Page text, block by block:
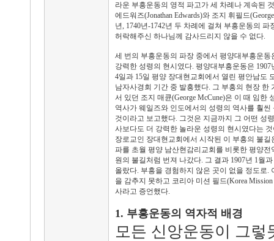
라운 부흥운동의 영적 파고가 세 차례나 계속된
에드워즈(Jonathan Edwards)와 조지 휘필드
년, 1740년-1742년 두 차례에 걸쳐 부흥운동의
허락해주신 하나님께 감사드리지 않을 수 없다.
세 번의 부흥운동의 파장 중에서 평양대부흥운동
강력한 성령의 현시였다. 평양대부흥운동은 1907
4일과 15일 평양 장대현교회에서 열린 평안남도
남자사경회 기간 중 발흥했다. 그 부흥의 현장 한
서 있던 조지 매큔(George McCune)은 이 때 임한
역사가 웨일즈와 인도에서의 성령의 역사를 훨씬
것이라고 보고했다. 그것은 지금까지 그 어떤 성
사보다도 더 강력한 놀라운 성령의 현시였다는 것
장로교인 장대현교회에서 시작된 이 부흥의 불길
파를 초월 평양 남산현감리교회를 비롯한 평양
원의 불길처럼 번져 나갔다. 그 결과 1907년 1월
올랐다. 부흥을 경험하지 않은 곳이 없을 정도로
을 감추지 못하고 코리아 미션 필드(Korea
사라고 증언했다.
1. 부흥운동의 역자적 배경
모든 신앙운동이 그렇